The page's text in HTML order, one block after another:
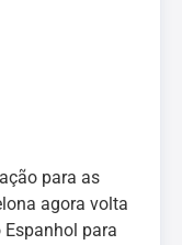
para as
agora volta
para